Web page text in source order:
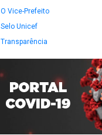
O Vice-Prefeito
Selo Unicef
Transparência